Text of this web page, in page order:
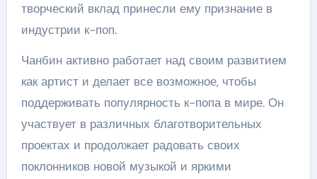
творческий вклад принесли ему признание в
индустрии к-поп.
Чанбин активно работает над своим развитием
как артист и делает все возможное, чтобы
поддерживать популярность к-попа в мире. Он
участвует в различных благотворительных
проектах и продолжает радовать своих
поклонников новой музыкой и яркими